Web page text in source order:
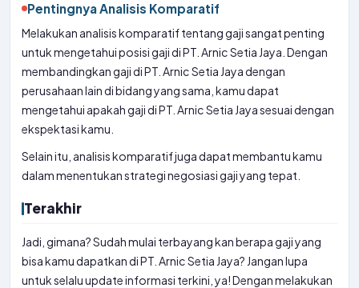
Pentingnya Analisis Komparatif
Melakukan analisis komparatif tentang gaji sangat penting
untuk mengetahui posisi gaji di PT. Arnic Setia Jaya. Dengan
membandingkan gaji di PT. Arnic Setia Jaya dengan
perusahaan lain di bidang yang sama, kamu dapat
mengetahui apakah gaji di PT. Arnic Setia Jaya sesuai dengan
ekspektasi kamu.
Selain itu, analisis komparatif juga dapat membantu kamu
dalam menentukan strategi negosiasi gaji yang tepat.
Terakhir
Jadi, gimana? Sudah mulai terbayang kan berapa gaji yang
bisa kamu dapatkan di PT. Arnic Setia Jaya? Jangan lupa
untuk selalu update informasi terkini, ya! Dengan melakukan